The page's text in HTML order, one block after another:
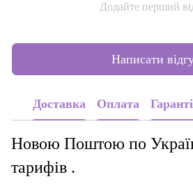
Додайте перший
Написати
Доставка Оплата
Новою Поштою по
тарифів .